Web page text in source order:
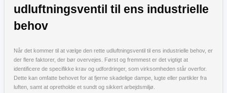
udluftningsventil til ens industrielle
behov
Når det kommer til at vælge den rette udluftningsventil til ens industrielle behov, er
der flere faktorer, der bør overvejes. Først og fremmest er det vigtigt at
identificere de specifikke krav og udfordringer, som virksomheden står overfor.
Dette kan omfatte behovet for at fjerne skadelige dampe, lugte eller partikler fra
luften, samt at opretholde et sundt og sikkert arbejdsmiljø.